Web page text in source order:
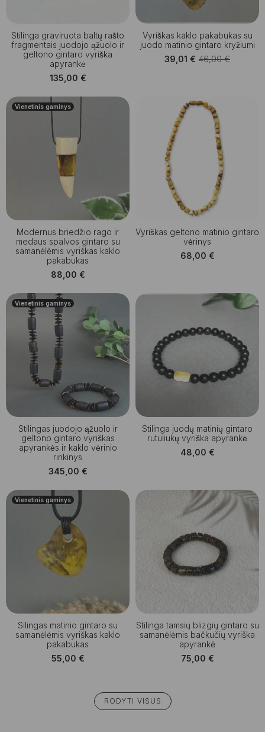
Stilinga graviruota baltų rašto
fragmentais juodojo ąžuolo ir
geltono gintaro vyriška
apyrankė
135,00 €
Vyriškas kaklo pakabukas su
juodo matinio gintaro kryžiumi
46,00€
Original
39,01 € Current
Vienetinis gaminys
Modernus briedžio rago ir
medaus spalvos gintaro su
samanėlėmis vyriškas kaklo
pakabukas
88,00 €
Vyriškas geltono matinio gintaro
vėrinys
68,00 €
Vienetinis gaminys
Stilingas juodojo ąžuolo ir
geltono gintaro vyriškas
apyrankės ir kaklo vėrinio
rinkinys
345,00 €
Stilinga juodų matinių gintaro
rutuliukų vyriška apyrankė
48,00 €
Vienetinis gaminys
Silingas matinio gintaro su
samanėlėmis vyriškas kaklo
pakabukas
55,00 €
Stilinga tamsių blizgių gintaro su
samanėlėmis bačkučių vyriška
apyrankė
75,00 €
RODYTI VISUS